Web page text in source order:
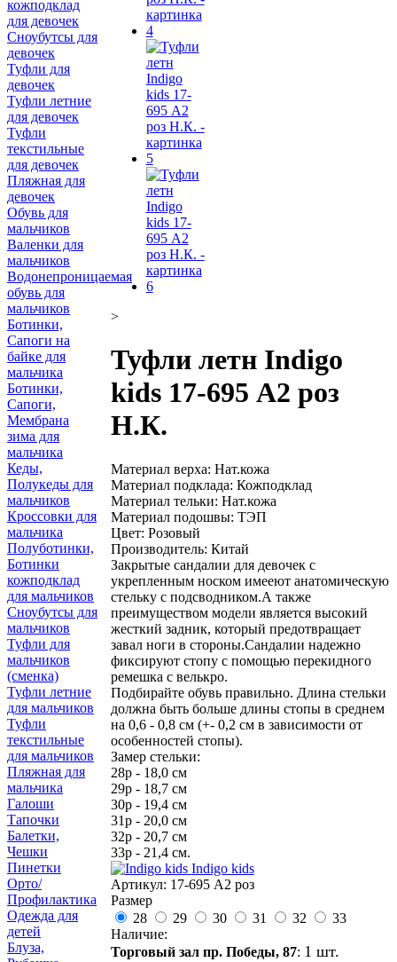
>
Туфли летн Indigo
kids 17-695 А2 роз
Н.К.
Материал верха: Нат.кожа
Материал подклада: Кожподклад
Материал тельки: Нат.кожа
Материал подошвы: ТЭП
Цвет: Розовый
Производитель: Китай
Закрытые сандалии для девочек с
укрепленным носком имееют анатомическую
стельку с подсводником.А также
преимуществом модели является высокий
жесткий задник, который предотвращает
завал ноги в стороны.Сандалии надежно
фиксируют стопу с помощью перекидного
ремешка с велькро.
Подбирайте обувь правильно. Длина стельки
должна быть больше длины стопы в среднем
на 0,6 - 0,8 см (+- 0,2 см в зависимости от
особенностей стопы).
Замер стельки:
28р - 18,0 см
29р - 18,7 см
30р - 19,4 см
31р - 20,0 см
32р - 20,7 см
33р - 21,4 см.
Indigo kids
Артикул: 17-695 А2 роз
Размер
28
29 30 31 32
33
Наличие:
Торговый зал пр. Победы, 87: 1 шт.
кожподклад
для девочек
Сноубутсы для
девочек
Туфли для
девочек
Туфли летние
для девочек
Туфли
текстильные
для девочек
Пляжная для
девочек
Обувь для
мальчиков
Валенки для
мальчиков
Водонепроницаемая
обувь для
мальчиков
Ботинки,
Сапоги на
байке для
мальчика
Ботинки,
Сапоги,
Мембрана
зима для
мальчика
Кеды,
Полукеды для
мальчиков
Кроссовки для
мальчика
Полуботинки,
Ботинки
кожподклад
для мальчиков
Сноубутсы для
мальчиков
Туфли для
мальчиков
(сменка)
Туфли летние
для мальчиков
Туфли
текстильные
для мальчиков
Пляжная для
мальчика
Галоши
Тапочки
Балетки,
Чешки
Пинетки
Орто/
Профилактика
Одежда для
детей
Блуза,